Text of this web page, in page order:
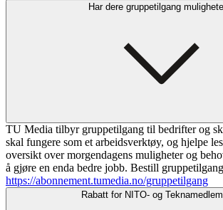
Har dere gruppetilgang
TU Media tilbyr gruppetilgang til bedrifter og
skal fungere som et arbeidsverktøy, og hjelpe
oversikt over morgendagens muligheter og
å gjøre en enda bedre jobb. Bestill
https://abonnement.tumedia.no/gruppetilgang
Rabatt for NITO- og